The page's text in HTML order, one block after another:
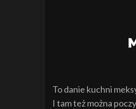
To danie kuchni
I tam też można